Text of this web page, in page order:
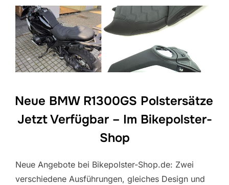
Neue BMW R1300GS Polstersätze
Jetzt Verfügbar – Im Bikepolster-
Shop
Neue Angebote bei Bikepolster-Shop.de: Zwei
verschiedene Ausführungen, gleiches Design und